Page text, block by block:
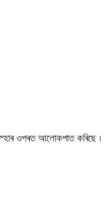
ওপৰত আলোকপাত কৰিছে ৷